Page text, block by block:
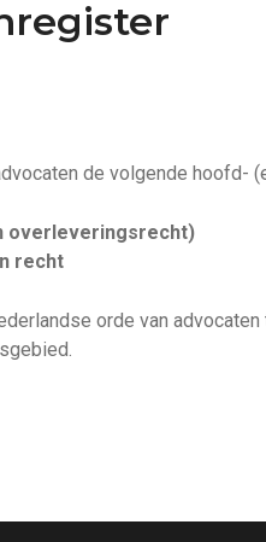
de volgende hoofd-
overleveringsrecht)
recht
orde van